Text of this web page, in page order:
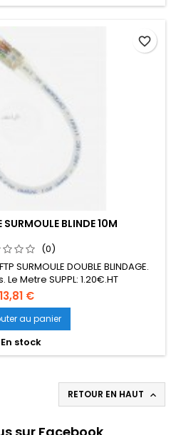
BLINDE 10M
(0)
SURMOULE DOUBLE BLINDAGE.
Metre SUPPL: 1.20€.HT
13,81 €
au panier
En stock
favorite_border
RETOUR EN HAUT 